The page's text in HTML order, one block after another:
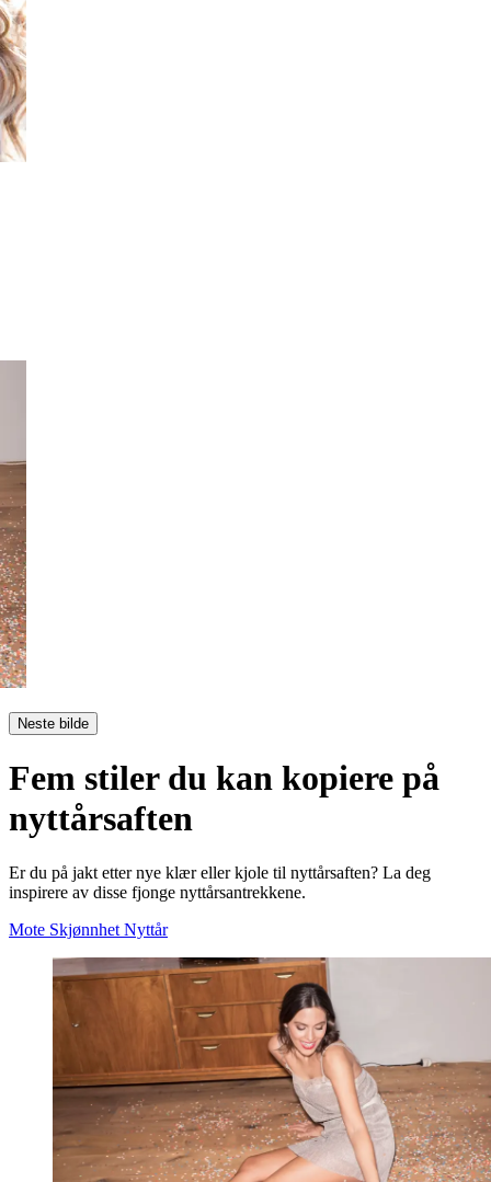
Neste bilde
Fem stiler du kan kopiere på
nyttårsaften
Er du på jakt etter nye klær eller kjole til nyttårsaften? La deg
inspirere av disse fjonge nyttårsantrekkene.
Mote Skjønnhet Nyttår